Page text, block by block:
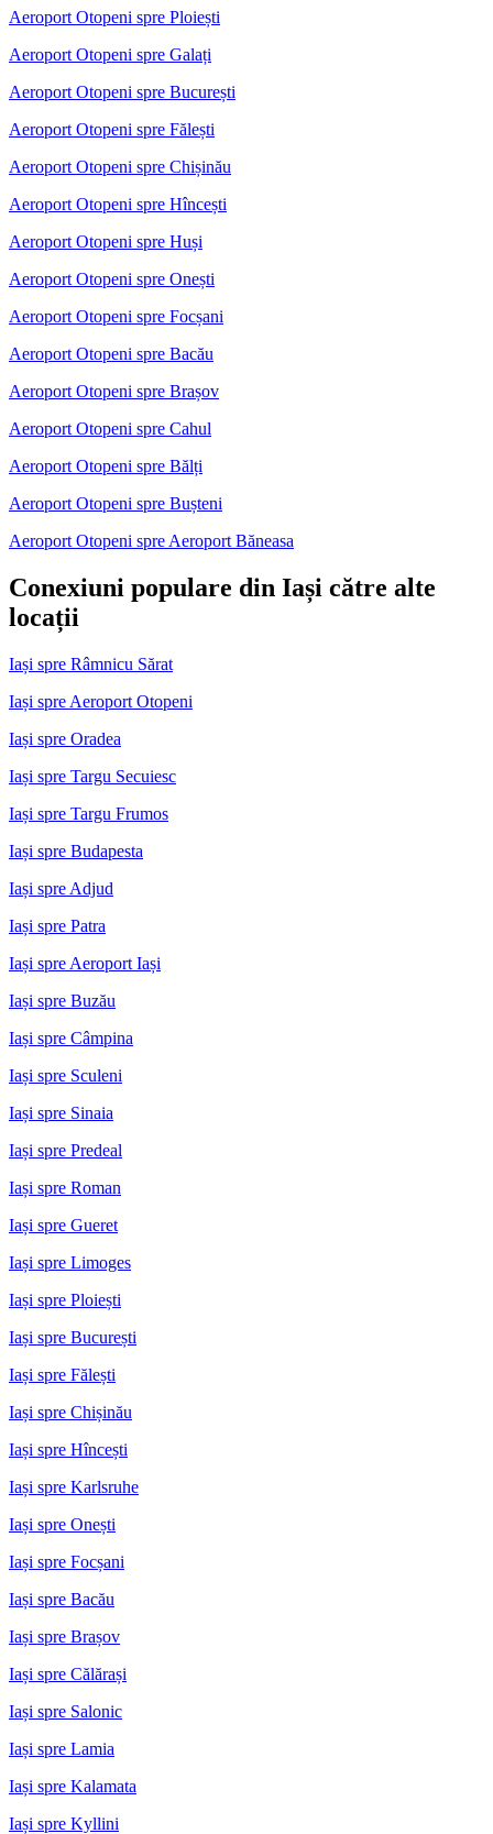
Aeroport Otopeni spre Ploiești
Aeroport Otopeni spre Galați
Aeroport Otopeni spre București
Aeroport Otopeni spre Fălești
Aeroport Otopeni spre Chișinău
Aeroport Otopeni spre Hîncești
Aeroport Otopeni spre Huși
Aeroport Otopeni spre Onești
Aeroport Otopeni spre Focșani
Aeroport Otopeni spre Bacău
Aeroport Otopeni spre Brașov
Aeroport Otopeni spre Cahul
Aeroport Otopeni spre Bălți
Aeroport Otopeni spre Bușteni
Aeroport Otopeni spre Aeroport Băneasa
Conexiuni populare din Iași către alte
locații
Iași spre Râmnicu Sărat
Iași spre Aeroport Otopeni
Iași spre Oradea
Iași spre Targu Secuiesc
Iași spre Targu Frumos
Iași spre Budapesta
Iași spre Adjud
Iași spre Patra
Iași spre Aeroport Iași
Iași spre Buzău
Iași spre Câmpina
Iași spre Sculeni
Iași spre Sinaia
Iași spre Predeal
Iași spre Roman
Iași spre Gueret
Iași spre Limoges
Iași spre Ploiești
Iași spre București
Iași spre Fălești
Iași spre Chișinău
Iași spre Hîncești
Iași spre Karlsruhe
Iași spre Onești
Iași spre Focșani
Iași spre Bacău
Iași spre Brașov
Iași spre Călărași
Iași spre Salonic
Iași spre Lamia
Iași spre Kalamata
Iași spre Kyllini